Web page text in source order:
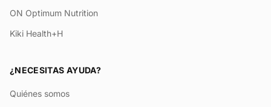
ON Optimum Nutrition
Kiki Health+H
¿NECESITAS AYUDA?
Quiénes somos